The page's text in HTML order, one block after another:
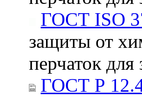
ГОСТ ISO
защиты от
перчаток
ГОСТ Р